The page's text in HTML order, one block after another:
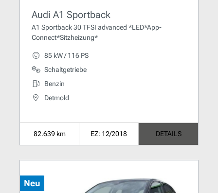
Audi A1 Sportback
A1 Sportback 30 TFSI advanced *LED*App-
Connect*Sitzheizung*
85 kW / 116 PS
Schaltgetriebe
Benzin
Detmold
82.639 km EZ: 12/2018 DETAILS
Neu